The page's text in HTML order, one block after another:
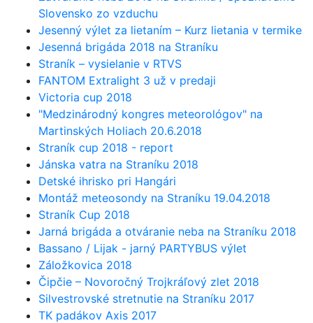
Slovensko zo vzduchu
Jesenný výlet za lietaním – Kurz lietania v termike
Jesenná brigáda 2018 na Straníku
Straník – vysielanie v RTVS
FANTOM Extralight 3 už v predaji
Victoria cup 2018
"Medzinárodný kongres meteorológov" na
Martinských Holiach 20.6.2018
Straník cup 2018 - report
Jánska vatra na Straníku 2018
Detské ihrisko pri Hangári
Montáž meteosondy na Straníku 19.04.2018
Straník Cup 2018
Jarná brigáda a otváranie neba na Straníku 2018
Bassano / Lijak - jarný PARTYBUS výlet
Záložkovica 2018
Čipčie – Novoročný Trojkráľový zlet 2018
Silvestrovské stretnutie na Straníku 2017
TK padákov Axis 2017